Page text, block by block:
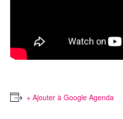
+ Ajouter à Google Agenda